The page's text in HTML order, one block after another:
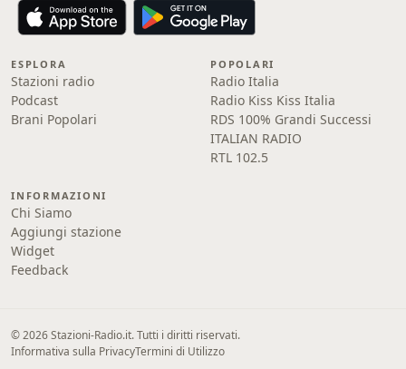
ESPLORA
Stazioni radio
Podcast
Brani Popolari
POPOLARI
Radio Italia
Radio Kiss Kiss Italia
RDS 100% Grandi Successi
ITALIAN RADIO
RTL 102.5
INFORMAZIONI
Chi Siamo
Aggiungi stazione
Widget
Feedback
© 2026 Stazioni-Radio.it. Tutti i diritti riservati.
Informativa sulla PrivacyTermini di Utilizzo